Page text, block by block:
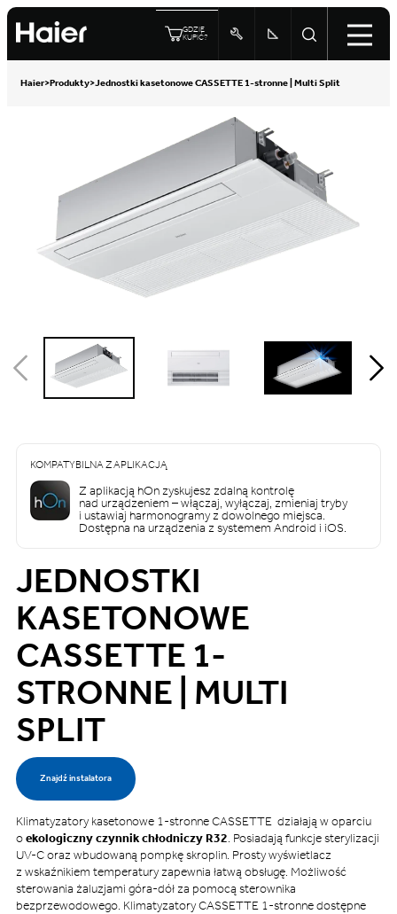
GDZIE
KUPIĆ?
Haier>Produkty>Jednostki kasetonowe CASSETTE 1-stronne | Multi Split
KOMPATYBILNA Z APLIKACJĄ
Z aplikacją hOn zyskujesz zdalną kontrolę
nad urządzeniem – włączaj, wyłączaj, zmieniaj tryby
i ustawiaj harmonogramy z dowolnego miejsca.
Dostępna na urządzenia z systemem Android i iOS.
JEDNOSTKI
KASETONOWE
CASSETTE 1-
STRONNE | MULTI
SPLIT
Znajdź instalatora
Klimatyzatory kasetonowe 1-stronne CASSETTE działają w oparciu
oekologiczny czynnik chłodniczy R32. Posiadają funkcje sterylizacji
UV-C oraz wbudowaną pompkę skroplin. Prosty wyświetlacz
z wskaźnikiem temperatury zapewnia łatwą obsługę. Możliwość
sterowania żaluzjami góra-dół za pomocą sterownika
bezprzewodowego. Klimatyzatory CASSETTE 1-stronne dostępne